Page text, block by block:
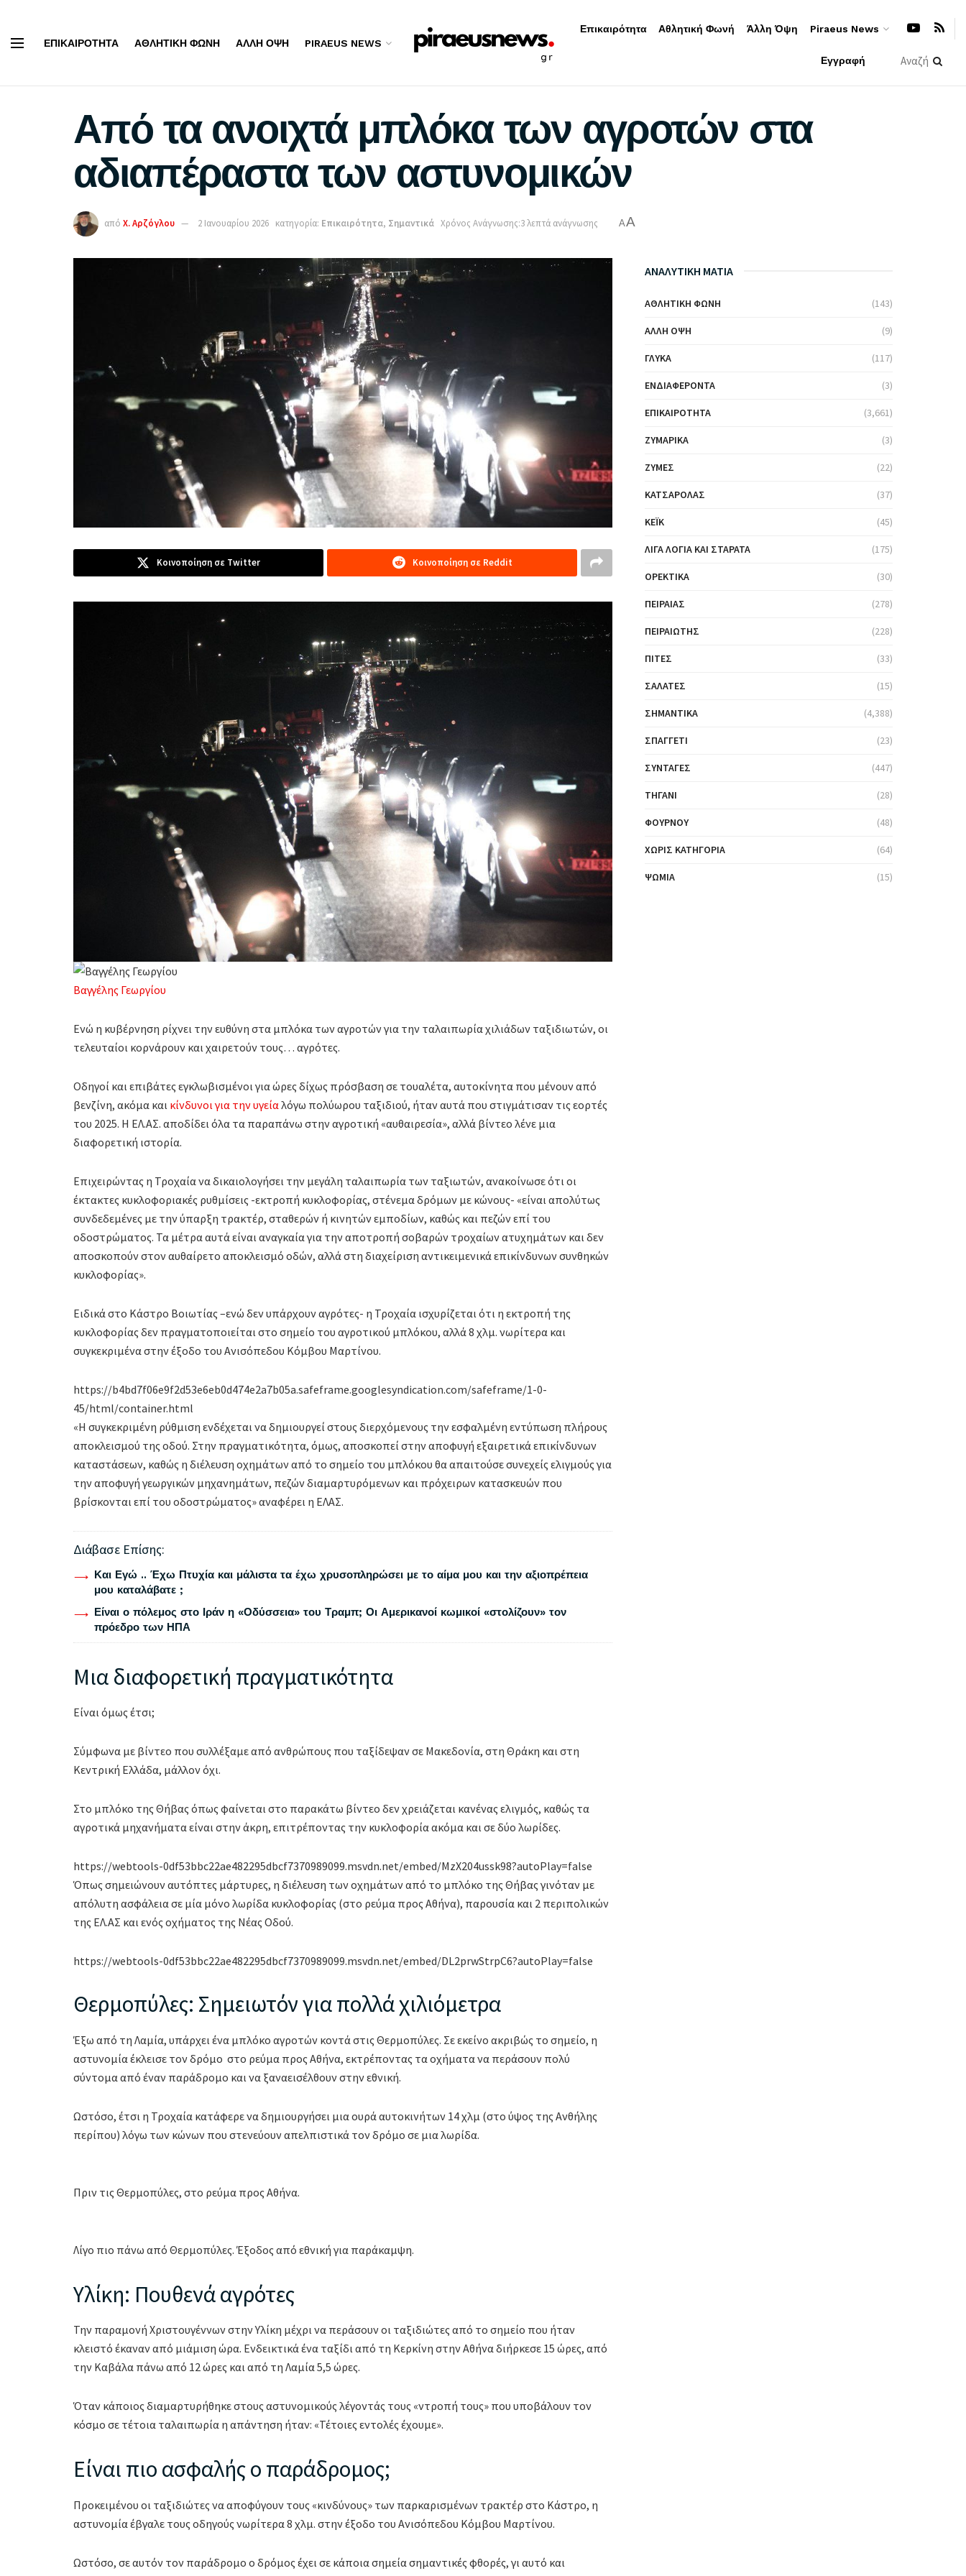
ΕΠΙΚΑΙΡΌΤΗΤΑ ΑΘΛΗΤΙΚΉ ΦΩΝΉ ΆΛΛΗ ΌΨΗ PIRAEUS NEWS
Επικαιρότητα Αθλητική Φωνή Άλλη Όψη Piraeus News
Εγγραφή
Από τα ανοιχτά μπλόκα των αγροτών στα
αδιαπέραστα των αστυνομικών
από Χ. Αρζόγλου 2 Ιανουαρίου 2026 κατηγορία: Επικαιρότητα, Σημαντικά Χρόνος Ανάγνωσης:3 λεπτά ανάγνωσης AA
Κοινοποίηση σε Twitter Κοινοποίηση σε Reddit
Βαγγέλης Γεωργίου
Ενώ η κυβέρνηση ρίχνει την ευθύνη στα μπλόκα των αγροτών για την ταλαιπωρία χιλιάδων ταξιδιωτών, οι
τελευταίοι κορνάρουν και χαιρετούν τους… αγρότες.
Οδηγοί και επιβάτες εγκλωβισμένοι για ώρες δίχως πρόσβαση σε τουαλέτα, αυτοκίνητα που μένουν από
βενζίνη, ακόμα και κίνδυνοι για την υγεία λόγω πολύωρου ταξιδιού, ήταν αυτά που στιγμάτισαν τις εορτές
του 2025. Η ΕΛ.ΑΣ. αποδίδει όλα τα παραπάνω στην αγροτική «αυθαιρεσία», αλλά βίντεο λένε μια
διαφορετική ιστορία.
Επιχειρώντας η Τροχαία να δικαιολογήσει την μεγάλη ταλαιπωρία των ταξιωτών, ανακοίνωσε ότι οι
έκτακτες κυκλοφοριακές ρυθμίσεις -εκτροπή κυκλοφορίας, στένεμα δρόμων με κώνους- «είναι απολύτως
συνδεδεμένες με την ύπαρξη τρακτέρ, σταθερών ή κινητών εμποδίων, καθώς και πεζών επί του
οδοστρώματος. Τα μέτρα αυτά είναι αναγκαία για την αποτροπή σοβαρών τροχαίων ατυχημάτων και δεν
αποσκοπούν στον αυθαίρετο αποκλεισμό οδών, αλλά στη διαχείριση αντικειμενικά επικίνδυνων συνθηκών
κυκλοφορίας».
Ειδικά στο Kάστρο Βοιωτίας –ενώ δεν υπάρχουν αγρότες- η Τροχαία ισχυρίζεται ότι η εκτροπή της
κυκλοφορίας δεν πραγματοποιείται στο σημείο του αγροτικού μπλόκου, αλλά 8 χλμ. νωρίτερα και
συγκεκριμένα στην έξοδο του Ανισόπεδου Κόμβου Μαρτίνου.
https://b4bd7f06e9f2d53e6eb0d474e2a7b05a.safeframe.googlesyndication.com/safeframe/1-0-
45/html/container.html
«Η συγκεκριμένη ρύθμιση ενδέχεται να δημιουργεί στους διερχόμενους την εσφαλμένη εντύπωση πλήρους
αποκλεισμού της οδού. Στην πραγματικότητα, όμως, αποσκοπεί στην αποφυγή εξαιρετικά επικίνδυνων
καταστάσεων, καθώς η διέλευση οχημάτων από το σημείο του μπλόκου θα απαιτούσε συνεχείς ελιγμούς για
την αποφυγή γεωργικών μηχανημάτων, πεζών διαμαρτυρόμενων και πρόχειρων κατασκευών που
βρίσκονται επί του οδοστρώματος» αναφέρει η ΕΛΑΣ.
Διάβασε Επίσης:
Και Εγώ .. Έχω Πτυχία και μάλιστα τα έχω χρυσοπληρώσει με το αίμα μου και την αξιοπρέπεια
μου καταλάβατε ;
Είναι ο πόλεμος στο Ιράν η «Οδύσσεια» του Τραμπ; Οι Αμερικανοί κωμικοί «στολίζουν» τον
πρόεδρο των ΗΠΑ
Μια διαφορετική πραγματικότητα
Είναι όμως έτσι;
Σύμφωνα με βίντεο που συλλέξαμε από ανθρώπους που ταξίδεψαν σε Μακεδονία, στη Θράκη και στη
Κεντρική Ελλάδα, μάλλον όχι.
Στο μπλόκο της Θήβας όπως φαίνεται στο παρακάτω βίντεο δεν χρειάζεται κανένας ελιγμός, καθώς τα
αγροτικά μηχανήματα είναι στην άκρη, επιτρέποντας την κυκλοφορία ακόμα και σε δύο λωρίδες.
https://webtools-0df53bbc22ae482295dbcf7370989099.msvdn.net/embed/MzX204ussk98?autoPlay=false
Όπως σημειώνουν αυτόπτες μάρτυρες, η διέλευση των οχημάτων από το μπλόκο της Θήβας γινόταν με
απόλυτη ασφάλεια σε μία μόνο λωρίδα κυκλοφορίας (στο ρεύμα προς Αθήνα), παρουσία και 2 περιπολικών
της ΕΛ.ΑΣ και ενός οχήματος της Νέας Οδού.
https://webtools-0df53bbc22ae482295dbcf7370989099.msvdn.net/embed/DL2prwStrpC6?autoPlay=false
Θερμοπύλες: Σημειωτόν για πολλά χιλιόμετρα
Έξω από τη Λαμία, υπάρχει ένα μπλόκο αγροτών κοντά στις Θερμοπύλες. Σε εκείνο ακριβώς το σημείο, η
αστυνομία έκλεισε τον δρόμο στο ρεύμα προς Αθήνα, εκτρέποντας τα οχήματα να περάσουν πολύ
σύντομα από έναν παράδρομο και να ξαναεισέλθουν στην εθνική.
Ωστόσο, έτσι η Τροχαία κατάφερε να δημιουργήσει μια ουρά αυτοκινήτων 14 χλμ (στο ύψος της Ανθήλης
περίπου) λόγω των κώνων που στενεύουν απελπιστικά τον δρόμο σε μια λωρίδα.
Πριν τις Θερμοπύλες, στο ρεύμα προς Αθήνα.
Λίγο πιο πάνω από Θερμοπύλες. Έξοδος από εθνική για παράκαμψη.
Υλίκη: Πουθενά αγρότες
Την παραμονή Χριστουγέννων στην Υλίκη μέχρι να περάσουν οι ταξιδιώτες από το σημείο που ήταν
κλειστό έκαναν από μιάμιση ώρα. Ενδεικτικά ένα ταξίδι από τη Κερκίνη στην Αθήνα διήρκεσε 15 ώρες, από
την Καβάλα πάνω από 12 ώρες και από τη Λαμία 5,5 ώρες.
Όταν κάποιος διαμαρτυρήθηκε στους αστυνομικούς λέγοντάς τους «ντροπή τους» που υποβάλουν τον
κόσμο σε τέτοια ταλαιπωρία η απάντηση ήταν: «Τέτοιες εντολές έχουμε».
Είναι πιο ασφαλής ο παράδρομος;
Προκειμένου οι ταξιδιώτες να αποφύγουν τους «κινδύνους» των παρκαρισμένων τρακτέρ στο Κάστρο, η
αστυνομία έβγαλε τους οδηγούς νωρίτερα 8 χλμ. στην έξοδο του Ανισόπεδου Κόμβου Μαρτίνου.
Ωστόσο, σε αυτόν τον παράδρομο ο δρόμος έχει σε κάποια σημεία σημαντικές φθορές, γι αυτό και
ΑΝΑΛΥΤΙΚΗ ΜΑΤΙΑ
ΑΘΛΗΤΙΚΉ ΦΩΝΉ (143)
ΆΛΛΗ ΌΨΗ (9)
ΓΛΥΚΆ (117)
ΕΝΔΙΑΦΈΡΟΝΤΑ (3)
ΕΠΙΚΑΙΡΌΤΗΤΑ (3,661)
ΖΥΜΑΡΙΚΆ (3)
ΖΎΜΕΣ (22)
ΚΑΤΣΑΡΌΛΑΣ (37)
ΚΈΙΚ (45)
ΛΊΓΑ ΛΌΓΙΑ ΚΑΙ ΣΤΑΡΆΤΑ (175)
ΟΡΕΚΤΙΚΆ (30)
ΠΕΙΡΑΙΆΣ (278)
ΠΕΙΡΑΙΏΤΗΣ (228)
ΠΊΤΕΣ (33)
ΣΑΛΆΤΕΣ (15)
ΣΗΜΑΝΤΙΚΆ (4,388)
ΣΠΑΓΓΈΤΙ (23)
ΣΥΝΤΑΓΈΣ (447)
ΤΗΓΆΝΙ (28)
ΦΟΎΡΝΟΥ (48)
ΧΩΡΊΣ ΚΑΤΗΓΟΡΊΑ (64)
ΨΩΜΙΆ (15)